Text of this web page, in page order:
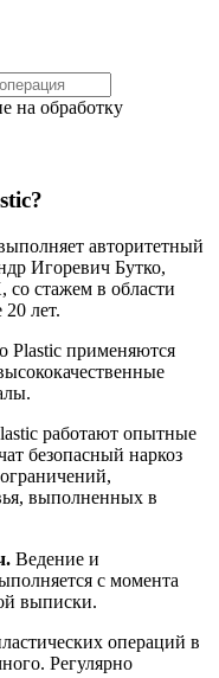
на обработку
авторитетный
Игоревич Бутко,
стажем в области
лет.
Plastic применяются
работают опытные
безопасный наркоз
выполненных в
Ведение и
с момента
выписки.
операций в
Регулярно